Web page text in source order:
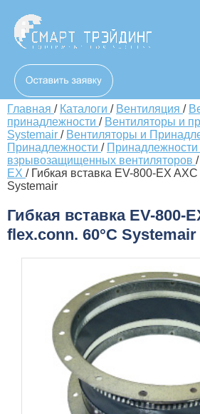
Главная / Каталоги / Вентиляция /
принадлежности / Вентиляторы и
Systemair / Вентиляторы и
Принадлежности / Принадлежности
взрывозащищенных вентиляторов /
EX / Гибкая вставка EV-800-EX
Systemair
Гибкая вставка EV-800-
flex.conn. 60°C Systemair